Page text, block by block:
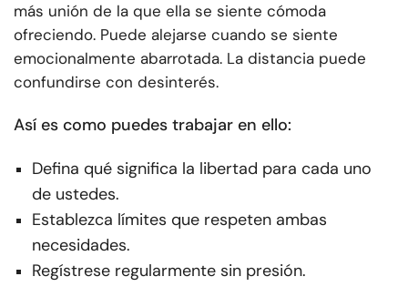
más unión de la que ella se siente cómoda
ofreciendo. Puede alejarse cuando se siente
emocionalmente abarrotada. La distancia puede
confundirse con desinterés.
Así es como puedes trabajar en ello:
Defina qué significa la libertad para cada uno
de ustedes.
Establezca límites que respeten ambas
necesidades.
Regístrese regularmente sin presión.